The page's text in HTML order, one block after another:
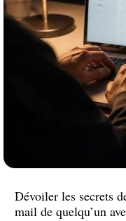
Dévoiler les secrets
mail de quelqu’un